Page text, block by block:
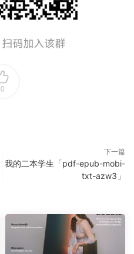
0
下一篇
我的二本学生「pdf-epub-mobi-
txt-azw3」